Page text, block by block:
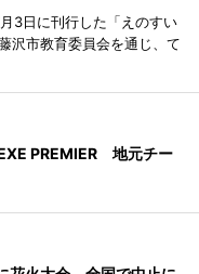
3日に刊行した「えのすい
沢市教育委員会を通じ、て
PREMIER 地元チー